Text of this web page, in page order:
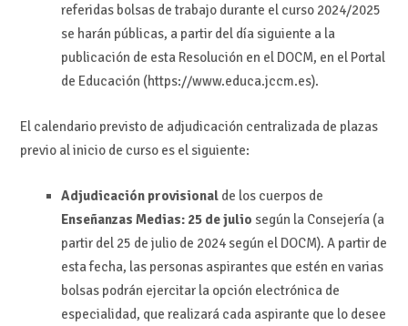
referidas bolsas de trabajo durante el curso 2024/2025
se harán públicas, a partir del día siguiente a la
publicación de esta Resolución en el DOCM, en el Portal
de Educación (https://www.educa.jccm.es).
El calendario previsto de adjudicación centralizada de plazas
previo al inicio de curso es el siguiente:
Adjudicación provisionalde los cuerpos de
Enseñanzas Medias: 25 de julio según la Consejería (a
partir del 25 de julio de 2024 según el DOCM). A partir de
esta fecha, las personas aspirantes que estén en varias
bolsas podrán ejercitar la opción electrónica de
especialidad, que realizará cada aspirante que lo desee